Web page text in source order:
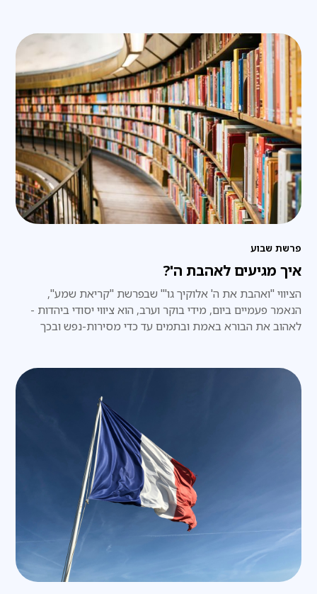
פרשת שבוע
איך מגיעים לאהבת ה'?
הציווי "ואהבת את ה' אלוקיך גו'" שבפרשת "קריאת שמע",
הנאמר פעמיים ביום, מידי בוקר וערב, הוא ציווי יסודי ביהדות -
לאהוב את הבורא באמת ובתמים עד כדי מסירות-נפש ובכך